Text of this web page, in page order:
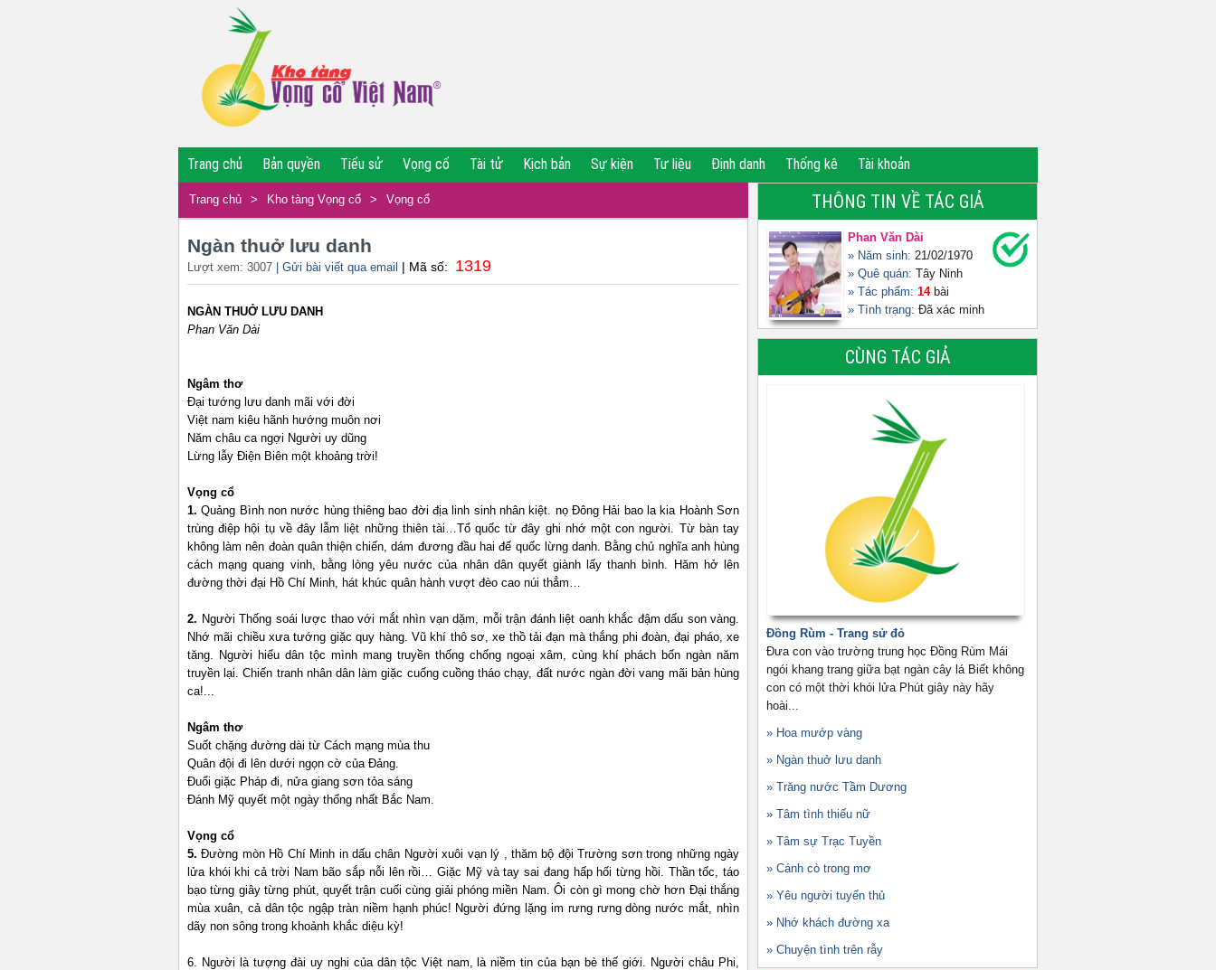
Trang chủ Bản quyền Tiểu sử Vọng cổ Tài tử Kịch bản Sự kiện Tư liệu Định danh Thống kê Tài khoản
Trang chủ > Kho tàng Vọng cổ > Vọng cổ
Ngàn thuở lưu danh
Lượt xem: 3007 | Gửi bài viết qua email | Mã số: 1319
NGÀN THUỞ LƯU DANH
Phan Văn Dài
Ngâm thơ
Đại tướng lưu danh mãi với đời
Việt nam kiêu hãnh hướng muôn nơi
Năm châu ca ngợi Người uy dũng
Lừng lẫy Điện Biên một khoảng trời!
Vọng cổ
1.Quảng Bình non nước hùng thiêng bao đời địa linh sinh nhân kiệt. nọ Đông Hải bao la kia Hoành Sơn
trùng điệp hội tụ về đây lẫm liệt những thiên tài…Tổ quốc từ đây ghi nhớ một con người. Từ bàn tay
không làm nên đoàn quân thiện chiến, dám đương đầu hai đế quốc lừng danh. Bằng chủ nghĩa anh hùng
cách mạng quang vinh, bằng lòng yêu nước của nhân dân quyết giành lấy thanh bình. Hăm hở lên
đường thời đại Hồ Chí Minh, hát khúc quân hành vượt đèo cao núi thẳm…
2. Người Thống soái lược thao với mắt nhìn vạn dặm, mỗi trận đánh liệt oanh khắc đậm dấu son vàng.
Nhớ mãi chiều xưa tướng giặc quy hàng. Vũ khí thô sơ, xe thồ tải đạn mà thắng phi đoàn, đại pháo, xe
tăng. Người hiểu dân tộc mình mang truyền thống chống ngoại xâm, cùng khí phách bốn ngàn năm
truyền lại. Chiến tranh nhân dân làm giặc cuống cuồng tháo chạy, đất nước ngàn đời vang mãi bản hùng
ca!...
Ngâm thơ
Suốt chặng đường dài từ Cách mạng mùa thu
Quân đội đi lên dưới ngọn cờ của Đảng.
Đuổi giặc Pháp đi, nửa giang sơn tỏa sáng
Đánh Mỹ quyết một ngày thống nhất Bắc Nam.
Vọng cổ
5. Đường mòn Hồ Chí Minh in dấu chân Người xuôi vạn lý , thăm bộ đội Trường sơn trong những ngày
lửa khói khi cả trời Nam bão sắp nỗi lên rồi… Giặc Mỹ và tay sai đang hấp hối từng hồi. Thần tốc, táo
bạo từng giây từng phút, quyết trận cuối cùng giải phóng miền Nam. Ôi còn gì mong chờ hơn Đại thắng
mùa xuân, cả dân tộc ngập tràn niềm hạnh phúc! Người đứng lặng im rưng rưng dòng nước mắt, nhìn
dãy non sông trong khoảnh khắc diệu kỳ!
6. Người là tượng đài uy nghi của dân tộc Việt nam, là niềm tin của bạn bè thế giới. Người châu Phi,
THÔNG TIN VỀ TÁC GIẢ
Phan Văn Dài
» Năm sinh: 21/02/1970
» Quê quán: Tây Ninh
» Tác phẩm: 14bài
» Tình trạng: Đã xác minh
CÙNG TÁC GIẢ
Đồng Rùm - Trang sử đỏ
Đưa con vào trường trung học Đồng Rùm Mái
ngói khang trang giữa bạt ngàn cây lá Biết không
con có một thời khói lửa Phút giây này hãy
hoài...
» Hoa mướp vàng
» Ngàn thuở lưu danh
» Trăng nước Tầm Dương
» Tâm tình thiếu nữ
» Tâm sự Trạc Tuyền
» Cánh cò trong mơ
» Yêu người tuyển thủ
» Nhớ khách đường xa
» Chuyện tình trên rẫy